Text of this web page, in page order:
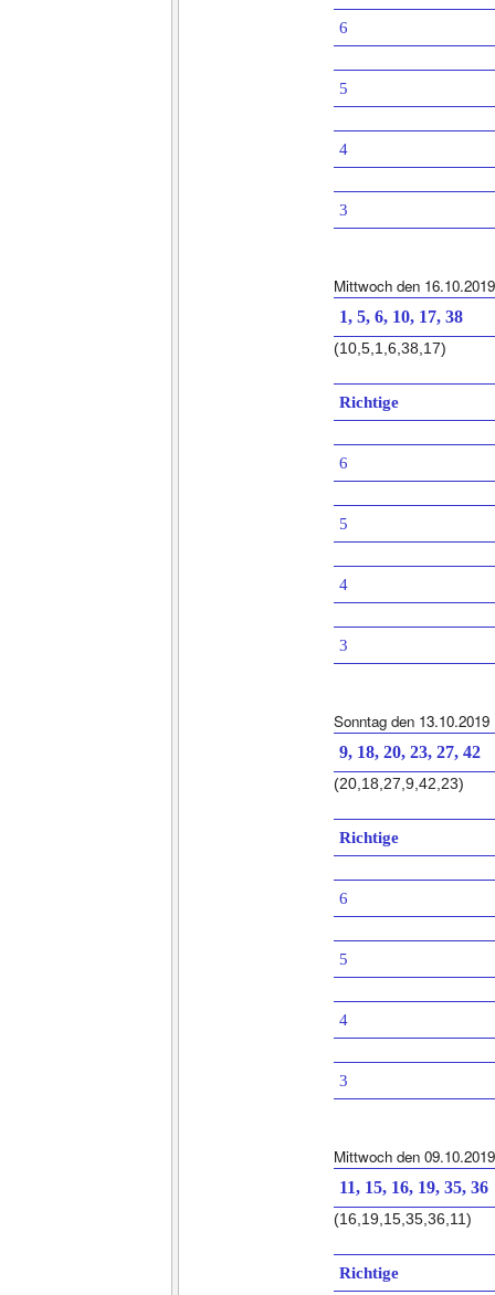
6
5
4
3
Mittwoch den 16.10.2019
1, 5, 6, 10, 17, 38
(10,5,1,6,38,17)
Richtige
6
5
4
3
Sonntag den 13.10.2019
9, 18, 20, 23, 27, 42
(20,18,27,9,42,23)
Richtige
6
5
4
3
Mittwoch den 09.10.2019
11, 15, 16, 19, 35, 36
(16,19,15,35,36,11)
Richtige